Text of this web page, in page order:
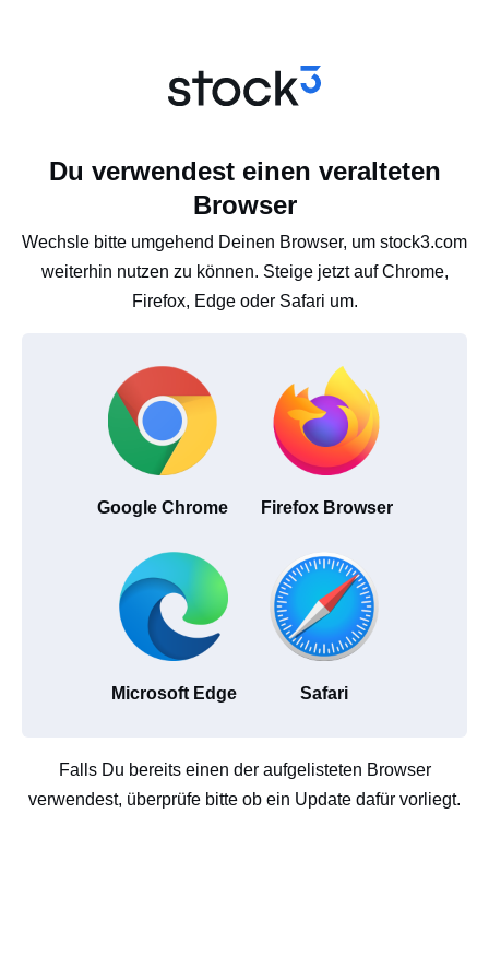
Du verwendest einen veralteten
Browser
Wechsle bitte umgehend Deinen Browser, um stock3.com
weiterhin nutzen zu können. Steige jetzt auf Chrome,
Firefox, Edge oder Safari um.
Google Chrome Firefox Browser
Microsoft Edge Safari
Falls Du bereits einen der aufgelisteten Browser
verwendest, überprüfe bitte ob ein Update dafür vorliegt.